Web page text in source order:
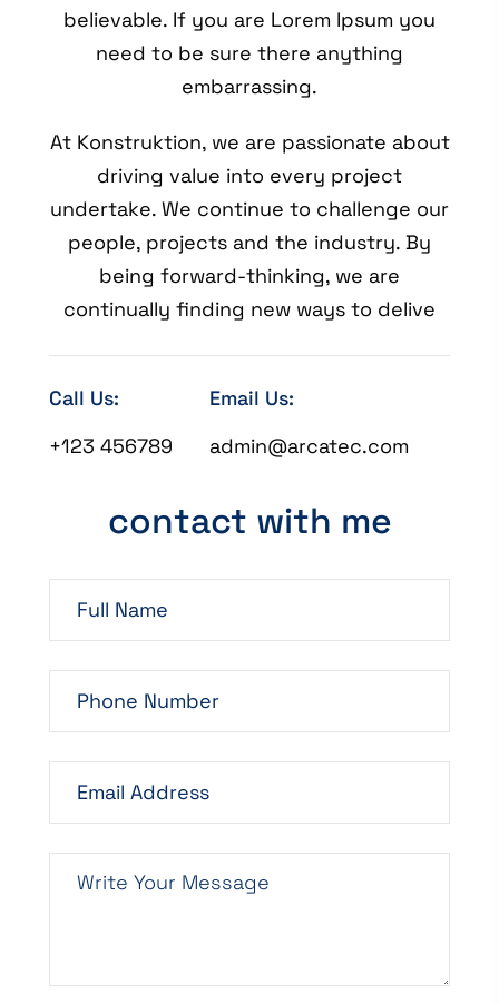
believable. If you are Lorem Ipsum you
need to be sure there anything
embarrassing.
At Konstruktion, we are passionate about
driving value into every project
undertake. We continue to challenge our
people, projects and the industry. By
being forward-thinking, we are
continually finding new ways to delive
Call Us:
+123 456789
Email Us:
admin@arcatec.com
contact with me